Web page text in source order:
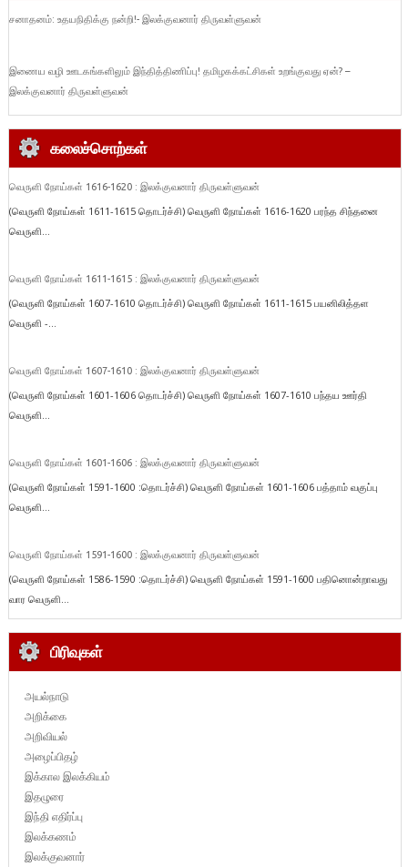
சனாதனம்: உதயநிதிக்கு நன்றி!- இலக்குவனார் திருவள்ளுவன்
இணைய வழி ஊடகங்களிலும் இந்தித்திணிப்பு! தமிழகக்கட்சிகள் உறங்குவது ஏன்? –
இலக்குவனார் திருவள்ளுவன்
கலைச்சொற்கள்
வெருளி நோய்கள் 1616-1620 : இலக்குவனார் திருவள்ளுவன்
(வெருளி நோய்கள் 1611-1615 தொடர்ச்சி) வெருளி நோய்கள் 1616-1620 பரந்த சிந்தனை
வெருளி...
வெருளி நோய்கள் 1611-1615 : இலக்குவனார் திருவள்ளுவன்
(வெருளி நோய்கள் 1607-1610 தொடர்ச்சி) வெருளி நோய்கள் 1611-1615 பயனிலித்தள
வெருளி -...
வெருளி நோய்கள் 1607-1610 : இலக்குவனார் திருவள்ளுவன்
(வெருளி நோய்கள் 1601-1606 தொடர்ச்சி) வெருளி நோய்கள் 1607-1610 பந்தய ஊர்தி
வெருளி...
வெருளி நோய்கள் 1601-1606 : இலக்குவனார் திருவள்ளுவன்
(வெருளி நோய்கள் 1591-1600 :தொடர்ச்சி) வெருளி நோய்கள் 1601-1606 பத்தாம் வகுப்பு
வெருளி...
வெருளி நோய்கள் 1591-1600 : இலக்குவனார் திருவள்ளுவன்
(வெருளி நோய்கள் 1586-1590 :தொடர்ச்சி) வெருளி நோய்கள் 1591-1600 பதினொன்றாவது
வார வெருளி...
பிரிவுகள்
அயல்நாடு
அறிக்கை
அறிவியல்
அழைப்பிதழ்
இக்கால இலக்கியம்
இதழுரை
இந்தி எதிர்ப்பு
இலக்கணம்
இலக்குவனார்